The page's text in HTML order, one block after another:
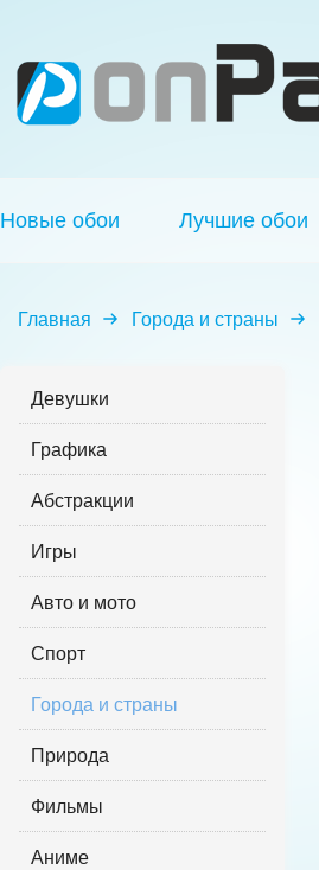
Новые обои Лучшие обои
Главная Города и страны
Девушки
Графика
Абстракции
Игры
Авто и мото
Спорт
Города и страны
Природа
Фильмы
Аниме